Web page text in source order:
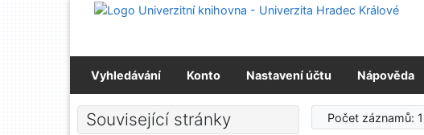
Přejít na obsah
Vyhledávání Konto Nastavení účtu Nápověda
Počet záznamů: 1
Související stránky